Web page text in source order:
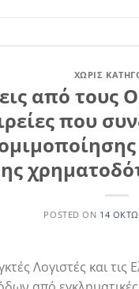
ΧΩΡΊΣ
από τους
που
POSTED ON 14
Λογιστές και τις